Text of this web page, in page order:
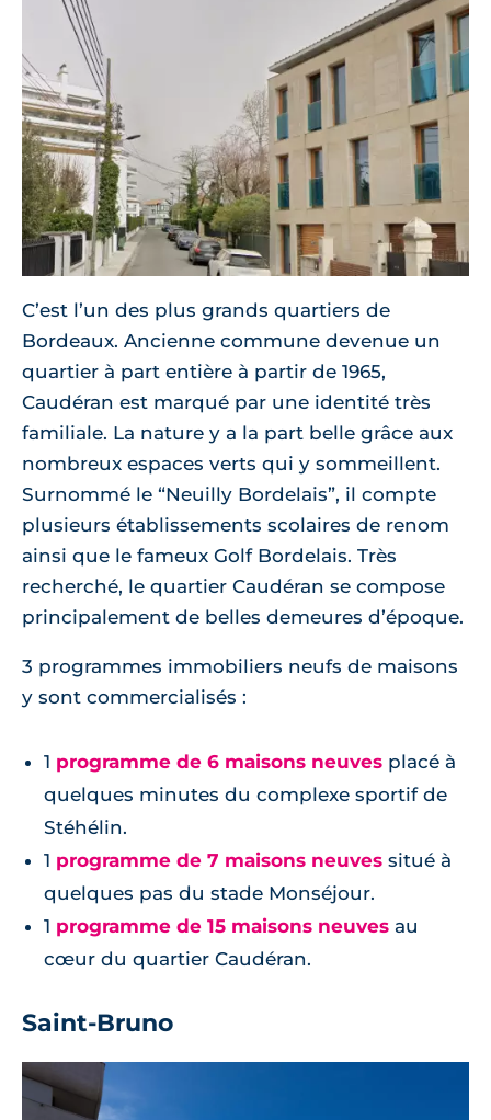
C’est l’un des plus grands quartiers de
Bordeaux. Ancienne commune devenue un
quartier à part entière à partir de 1965,
Caudéran est marqué par une identité très
familiale. La nature y a la part belle grâce aux
nombreux espaces verts qui y sommeillent.
Surnommé le “Neuilly Bordelais”, il compte
plusieurs établissements scolaires de renom
ainsi que le fameux Golf Bordelais. Très
recherché, le quartier Caudéran se compose
principalement de belles demeures d’époque.
3 programmes immobiliers neufs de maisons
y sont commercialisés :
1 programme de 6 maisons neuves placé à
quelques minutes du complexe sportif de
Stéhélin.
1 programme de 7 maisons neuves situé à
quelques pas du stade Monséjour.
1 programme de 15 maisons neuves au
cœur du quartier Caudéran.
Saint-Bruno